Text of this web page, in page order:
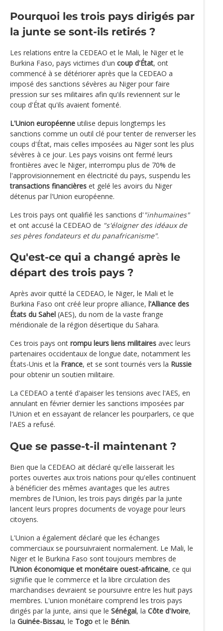
Pourquoi les trois pays dirigés par
la junte se sont-ils retirés ?
Les relations entre la CEDEAO et le Mali, le Niger et le
Burkina Faso, pays victimes d'un coup d'État, ont
commencé à se détériorer après que la CEDEAO a
imposé des sanctions sévères au Niger pour faire
pression sur ses militaires afin qu'ils reviennent sur le
coup d'État qu'ils avaient fomenté.
L'Union européenne utilise depuis longtemps les
sanctions comme un outil clé pour tenter de renverser les
coups d'État, mais celles imposées au Niger sont les plus
sévères à ce jour. Les pays voisins ont fermé leurs
frontières avec le Niger, interrompu plus de 70% de
l'approvisionnement en électricité du pays, suspendu les
transactions financières et gelé les avoirs du Niger
détenus par l'Union européenne.
Les trois pays ont qualifié les sanctions d' "inhumaines"
et ont accusé la CEDEAO de "s'éloigner des idéaux de
ses pères fondateurs et du panafricanisme".
Qu'est-ce qui a changé après le
départ des trois pays ?
Après avoir quitté la CEDEAO, le Niger, le Mali et le
Burkina Faso ont créé leur propre alliance, l'Alliance des
États du Sahel (AES), du nom de la vaste frange
méridionale de la région désertique du Sahara.
Ces trois pays ont rompu leurs liens militaires avec leurs
partenaires occidentaux de longue date, notamment les
États-Unis et la France, et se sont tournés vers la Russie
pour obtenir un soutien militaire.
La CEDEAO a tenté d'apaiser les tensions avec l'AES, en
annulant en février dernier les sanctions imposées par
l'Union et en essayant de relancer les pourparlers, ce que
l'AES a refusé.
Que se passe-t-il maintenant ?
Bien que la CEDEAO ait déclaré qu'elle laisserait les
portes ouvertes aux trois nations pour qu'elles continuent
à bénéficier des mêmes avantages que les autres
membres de l'Union, les trois pays dirigés par la junte
lancent leurs propres documents de voyage pour leurs
citoyens.
L'Union a également déclaré que les échanges
commerciaux se poursuivraient normalement. Le Mali, le
Niger et le Burkina Faso sont toujours membres de
l'Union économique et monétaire ouest-africaine, ce qui
signifie que le commerce et la libre circulation des
marchandises devraient se poursuivre entre les huit pays
membres. L'union monétaire comprend les trois pays
dirigés par la junte, ainsi que le Sénégal, la Côte d'Ivoire,
la Guinée-Bissau, le Togo et le Bénin.